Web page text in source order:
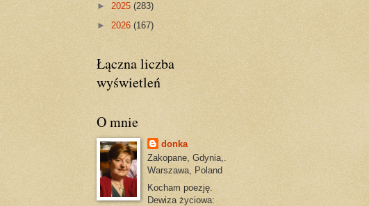
► 2025 (283)
► 2026 (167)
Łączna liczba
wyświetleń
O mnie
donka
Zakopane, Gdynia,.
Warszawa, Poland
Kocham poezję.
Dewiza życiowa: